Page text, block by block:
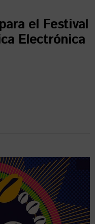
el Festival
Electrónica